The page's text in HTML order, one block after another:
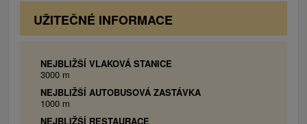
od Štúrova sa na brehoch Dunaja rozprestierajú
kamenisté a pieskovité pláže a vďaka širokej vodnej
zaplávať. Príjemným zážitkom môže byť výletná plavba.
klimatizácia, kuchyňa, kúpeľňa s toaletou,
WiFi.
UŽITEČNÉ INFORMACE
NEJBLIŽŠÍ VLAKOVÁ STANICE
3000 m
NEJBLIŽŠÍ AUTOBUSOVÁ ZASTÁVKA
1000 m
NEJBLIŽŠÍ RESTAURACE